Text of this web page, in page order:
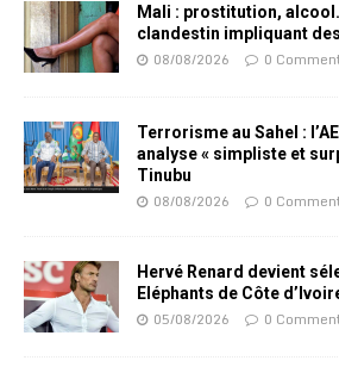
Mali : prostitution,
clandestin impliquant
08/08/2026 0
Terrorisme au Sahel :
analyse « simpliste et
Tinubu
08/08/2026 0
Hervé Renard devient
Eléphants de Côte
05/08/2026 0